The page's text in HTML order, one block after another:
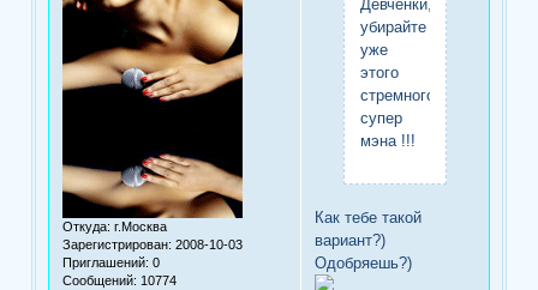
Откуда: г.Москва
Зарегистрирован: 2008-10-03
Приглашений: 0
Сообщений: 10774
Девченки,
убирайте
уже
этого
стремного
супер
мэна !!!
Как тебе такой
вариант?)
Одобряешь?)